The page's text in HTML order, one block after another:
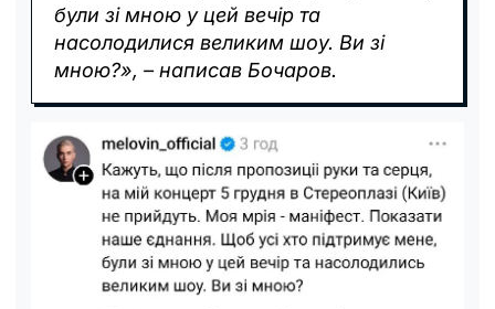
були зі мною у цей вечір та
насолодилися великим шоу. Ви зі
мною?», – написав Бочаров.